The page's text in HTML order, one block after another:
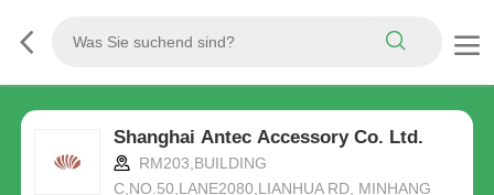
Shanghai Antec Accessory Co. Ltd.
RM203,BUILDING
C,NO.50,LANE2080,LIANHUA RD, MINHANG